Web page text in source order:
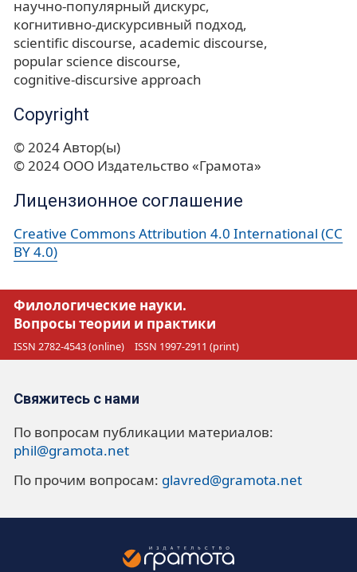
научно-популярный дискурс
когнитивно-дискурсивный подход
scientific discourse academic discourse
popular science discourse
cognitive-discursive approach
Copyright
© 2024 Автор(ы)
© 2024 ООО Издательство «Грамота»
Лицензионное соглашение
Creative Commons Attribution 4.0 International (CC
BY 4.0)
Филологические науки.
Вопросы теории и практики
ISSN 2782-4543 (online) ISSN 1997-2911 (print)
Свяжитесь с нами
По вопросам публикации материалов:
phil@gramota.net
По прочим вопросам: glavred@gramota.net